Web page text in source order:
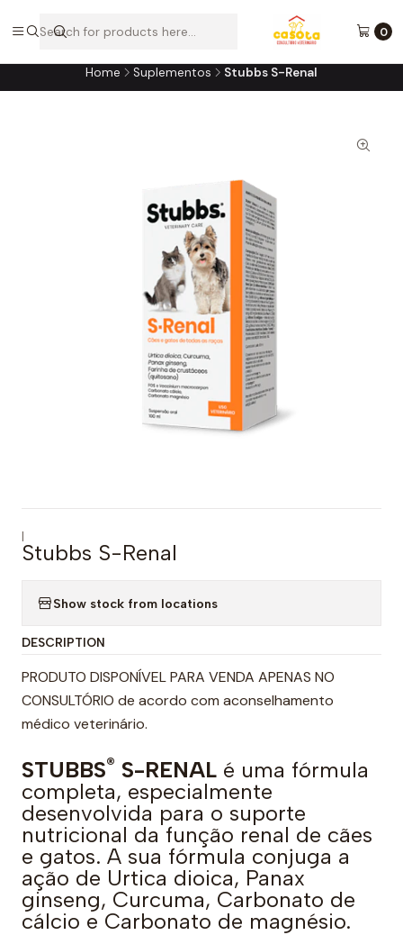
0
A loja online do consultório do seu melhor amigo!
Home Suplementos Stubbs S-Renal
|
Stubbs S-Renal
Show stock from locations
DESCRIPTION
PRODUTO DISPONÍVEL PARA VENDA APENAS NO
CONSULTÓRIO de acordo com aconselhamento
médico veterinário.
STUBBS® S-RENAL é uma fórmula
completa, especialmente
desenvolvida para o suporte
nutricional da função renal de cães
e gatos. A sua fórmula conjuga a
ação de Urtica dioica, Panax
ginseng, Curcuma, Carbonato de
cálcio e Carbonato de magnésio.